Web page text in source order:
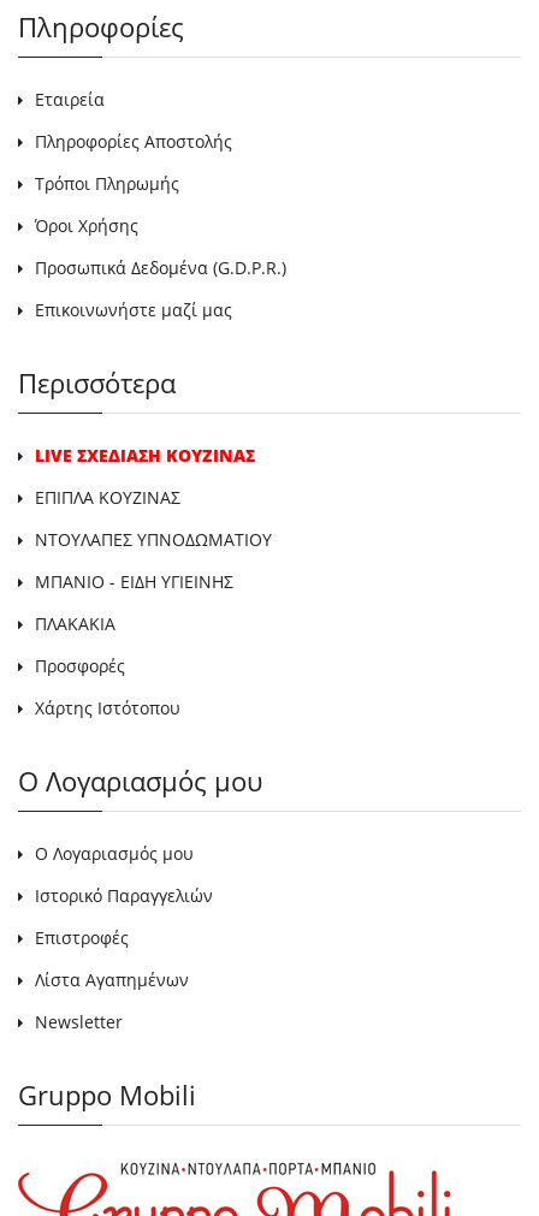
Πληροφορίες
Εταιρεία
Πληροφορίες Αποστολής
Τρόποι Πληρωμής
Όροι Χρήσης
Προσωπικά Δεδομένα (G.D.P.R.)
Επικοινωνήστε μαζί μας
Περισσότερα
LIVE ΣΧΕΔΙΑΣΗ ΚΟΥΖΙΝΑΣ
ΕΠΙΠΛΑ ΚΟΥΖΙΝΑΣ
ΝΤΟΥΛΑΠΕΣ ΥΠΝΟΔΩΜΑΤΙΟΥ
ΜΠΑΝΙΟ - ΕΙΔΗ ΥΓΙΕΙΝΗΣ
ΠΛΑΚΑΚΙΑ
Προσφορές
Χάρτης Ιστότοπου
Ο Λογαριασμός μου
Ο Λογαριασμός μου
Ιστορικό Παραγγελιών
Επιστροφές
Λίστα Αγαπημένων
Newsletter
Gruppo Mobili